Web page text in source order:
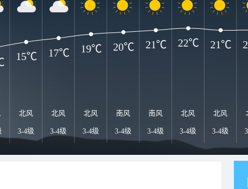
北风
3-4级
北风
3-4级
北风
3-4级
南风
3-4级
南风
3-4级
北风
3-4级
北风
3-4级
15℃ 17℃ 19℃ 20℃ 21℃ 22℃ 21℃